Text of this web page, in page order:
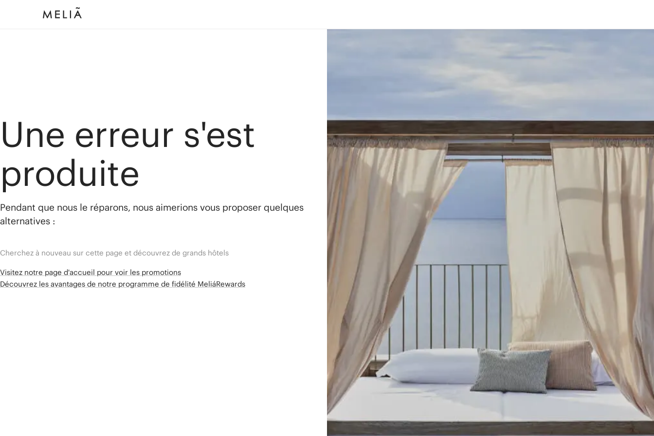
Une erreur s'est
produite
Pendant que nous le réparons, nous aimerions vous proposer quelques
alternatives :
Cherchez à nouveau sur cette page et découvrez de grands hôtels
Visitez notre page d'accueil pour voir les promotions
Découvrez les avantages de notre programme de fidélité MeliáRewards